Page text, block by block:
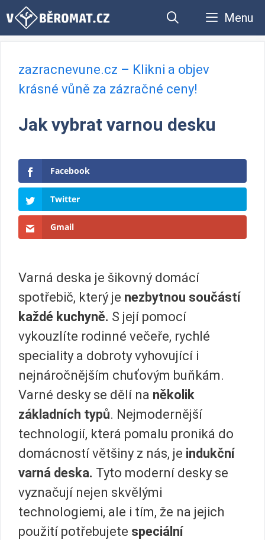
Přeskočit
Menu
zazracnevune.cz – Klikni a objev
krásné vůně za zázračné ceny!
Jak vybrat varnou desku
Facebook
Twitter
Gmail
Varná deska je šikovný domácí
spotřebič, který je nezbytnou součástí
každé kuchyně. S její pomocí
vykouzlíte rodinné večeře, rychlé
speciality a dobroty vyhovující i
nejnáročnějším chuťovým buňkám.
Varné desky se dělí na několik
základních typů. Nejmodernější
technologií, která pomalu proniká do
domácností většiny z nás, je indukční
varná deska. Tyto moderní desky se
vyznačují nejen skvělými
technologiemi, ale i tím, že na jejich
použití potřebujete speciální